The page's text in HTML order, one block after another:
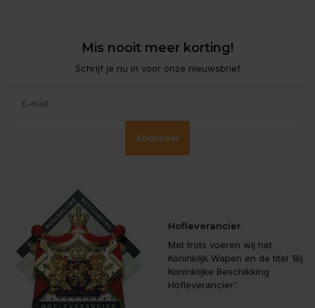
Mis nooit meer korting!
Schrijf je nu in voor onze nieuwsbrief
Abonneer
Hofleverancier
Met trots voeren wij het
Koninklijk Wapen en de titel ‘Bij
Koninklijke Beschikking
Hofleverancier'.